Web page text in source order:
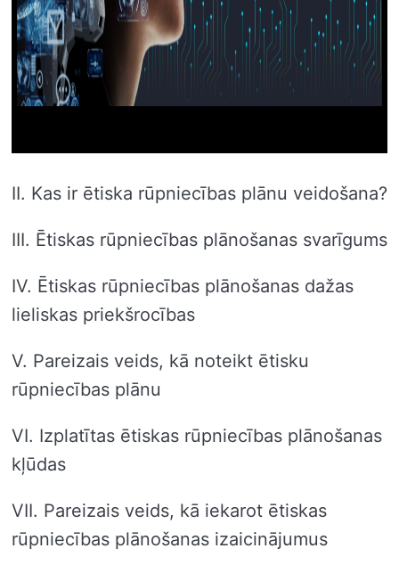
II. Kas ir ētiska rūpniecības plānu veidošana?
III. Ētiskas rūpniecības plānošanas svarīgums
IV. Ētiskas rūpniecības plānošanas dažas
lieliskas priekšrocības
V. Pareizais veids, kā noteikt ētisku
rūpniecības plānu
VI. Izplatītas ētiskas rūpniecības plānošanas
kļūdas
VII. Pareizais veids, kā iekarot ētiskas
rūpniecības plānošanas izaicinājumus